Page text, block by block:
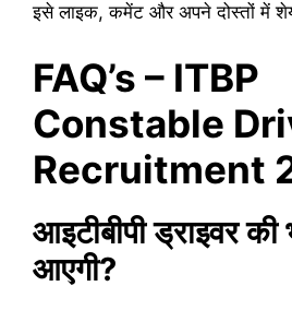
इसे लाइक, कमेंट और अपने दोस्तों में
FAQ’s – ITBP
Constable
Recruitment
आइटीबीपी ड्राइवर की
आएगी?